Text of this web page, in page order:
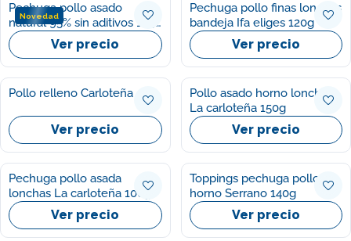
Novedad
Pechuga pollo asado
natural 95% sin aditivos 1954
El pozo 120gVer precio
Pechuga pollo finas lonchas
bandeja Ifa eliges 120g
Ver precio
Pollo relleno Carloteña
Ver precio
Pollo asado horno lonchas
La carloteña 150g
Ver precio
Pechuga pollo asada
lonchas La carloteña 100g
Ver precio
Toppings pechuga pollo al
horno Serrano 140g
Ver precio